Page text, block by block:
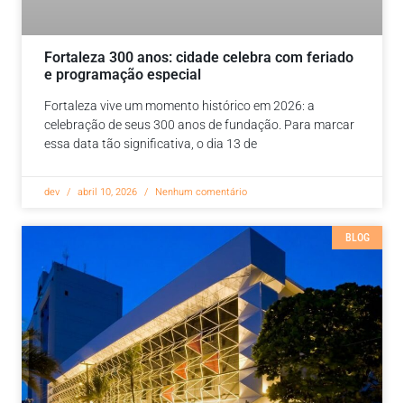
Fortaleza 300 anos: cidade celebra com feriado
e programação especial
Fortaleza vive um momento histórico em 2026: a
celebração de seus 300 anos de fundação. Para marcar
essa data tão significativa, o dia 13 de
dev abril 10, 2026 Nenhum comentário
BLOG